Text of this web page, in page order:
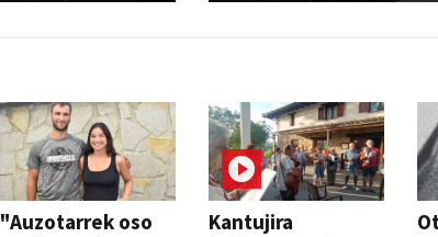
"Auzotarrek oso
Kantujira